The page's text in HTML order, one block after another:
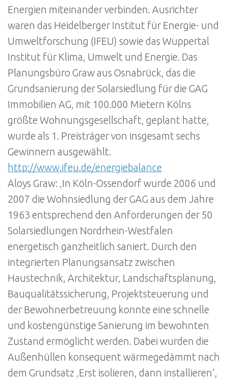
Energien miteinander verbinden. Ausrichter
waren das Heidelberger Institut für Energie- und
Umweltforschung (IFEU) sowie das Wuppertal
Institut für Klima, Umwelt und Energie. Das
Planungsbüro Graw aus Osnabrück, das die
Grundsanierung der Solarsiedlung für die GAG
Immobilien AG, mit 100.000 Mietern Kölns
größte Wohnungsgesellschaft, geplant hatte,
wurde als 1. Preisträger von insgesamt sechs
Gewinnern ausgewählt.
http://www.ifeu.de/energiebalance
Aloys Graw: ‚In Köln-Ossendorf wurde 2006 und
2007 die Wohnsiedlung der GAG aus dem Jahre
1963 entsprechend den Anforderungen der 50
Solarsiedlungen Nordrhein-Westfalen
energetisch ganzheitlich saniert. Durch den
integrierten Planungsansatz zwischen
Haustechnik, Architektur, Landschaftsplanung,
Bauqualitätssicherung, Projektsteuerung und
der Bewohnerbetreuung konnte eine schnelle
und kostengünstige Sanierung im bewohnten
Zustand ermöglicht werden. Dabei wurden die
Außenhüllen konsequent wärmegedämmt nach
dem Grundsatz ‚Erst isolieren, dann installieren‘,